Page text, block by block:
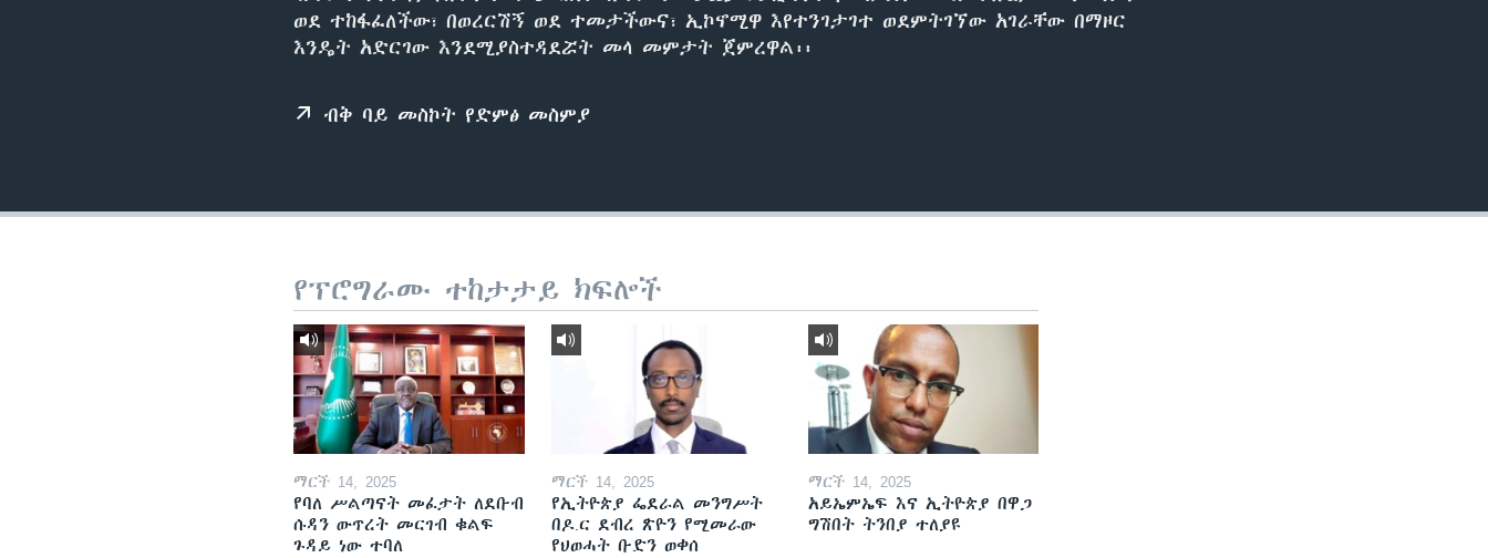
ወደ ተከፋፈለችው፣ በወረርሽኝ ወደ ተመታችውና፣ ኢኮኖሚዋ እየተንገታገተ ወደምትገኘው አገራቸው በማዞር
እንዴት አድርገው እንደሚያስተዳደሯት መላ መምታት ጀምረዋል፡፡
ብቅ ባይ መስኮት የድምፅ መስምያ
የፕሮግራሙ ተከታታይ ክፍሎች
ማርች 14, 2025
የባለ ሥልጣናት መፈታት ለደቡብ
ሱዳን ውጥረት መርገብ ቁልፍ
ጉዳይ ነው ተባለ
ማርች 14, 2025
የኢትዮጵያ ፌደራል መንግሥት
በዶ.ር ደብረ ጽዮን የሚመራው
የህወሓት ቡድን ወቀሰ
ማርች 14, 2025
አይኤምኤፍ እና ኢትዮጵያ በዋጋ
ግሽበት ትንበያ ተለያዩ